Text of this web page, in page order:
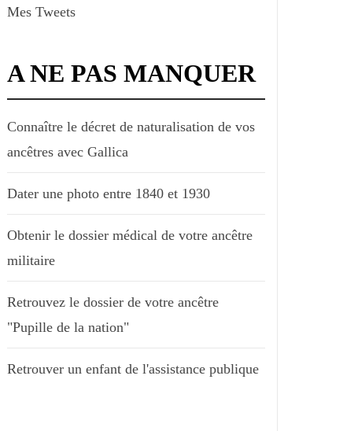
Mes Tweets
A NE PAS MANQUER
Connaître le décret de naturalisation de vos
ancêtres avec Gallica
Dater une photo entre 1840 et 1930
Obtenir le dossier médical de votre ancêtre
militaire
Retrouvez le dossier de votre ancêtre
"Pupille de la nation"
Retrouver un enfant de l'assistance publique